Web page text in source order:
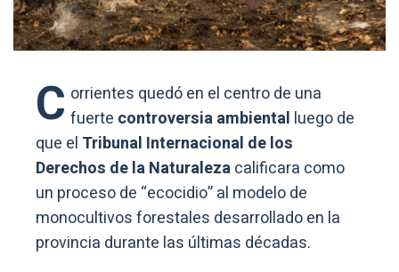
C orrientes quedó en el centro de una
fuerte controversia ambiental luego de
que el Tribunal Internacional de los
Derechos de la Naturalezacalificara como
un proceso de “ecocidio” al modelo de
monocultivos forestales desarrollado en la
provincia durante las últimas décadas.